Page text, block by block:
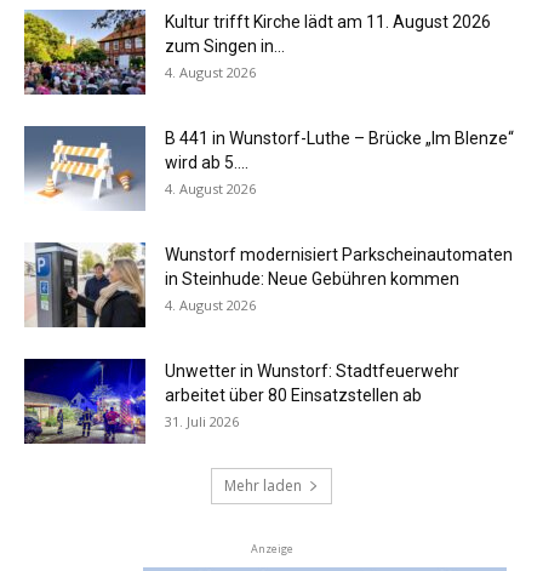
Kultur trifft Kirche lädt am 11. August 2026
zum Singen in...
4. August 2026
B 441 in Wunstorf-Luthe – Brücke „Im Blenze“
wird ab 5....
4. August 2026
Wunstorf modernisiert Parkscheinautomaten
in Steinhude: Neue Gebühren kommen
4. August 2026
Unwetter in Wunstorf: Stadtfeuerwehr
arbeitet über 80 Einsatzstellen ab
31. Juli 2026
Mehr laden
Anzeige